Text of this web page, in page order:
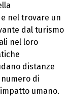
nel trovare un
dal turismo
nel loro
distanze
di
umano.